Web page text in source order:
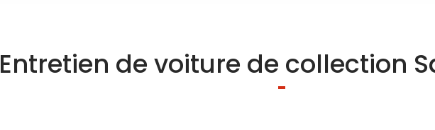
Entretien de voiture de collection